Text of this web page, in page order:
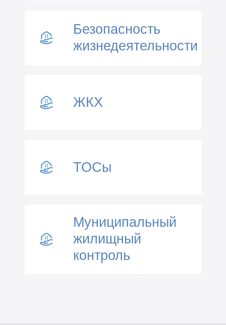
Безопасность
жизнедеятельности
ЖКХ
ТОСы
Муниципальный
жилищный
контроль